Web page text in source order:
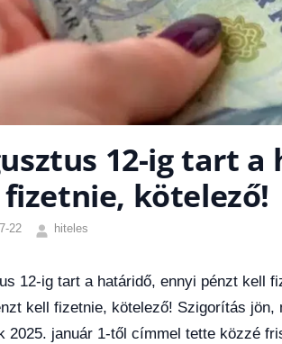
12-ig tart
kötelező!
22
hiteles
Hírek,
Hírek
1
12-ig tart a határidő, ennyi pénzt kell
kell fizetnie, kötelező! Szigorítás
2025. január 1-től címmel tette közzé